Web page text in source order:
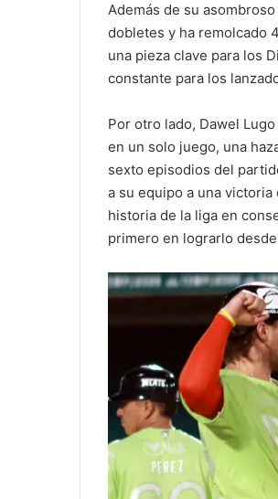
Además de su
dobletes y ha remolcado
una pieza clave para los
constante para los
Por otro lado, Dawel
en un solo juego, una
sexto episodios del
a su equipo a una
historia de la liga en
primero en lograrlo